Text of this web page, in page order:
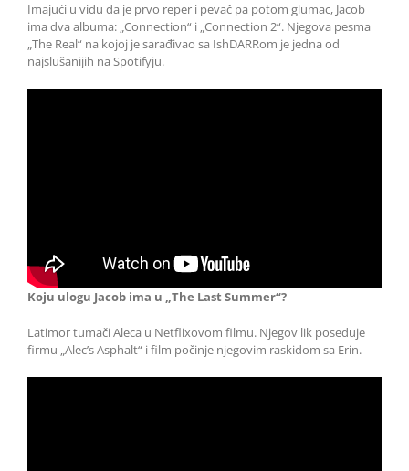
Imajući u vidu da je prvo reper i pevač pa potom glumac, Jacob
ima dva albuma: „Connection“ i „Connection 2“. Njegova pesma
„The Real“ na kojoj je sarađivao sa IshDARRom je jedna od
najslušanijih na Spotifyju.
Koju ulogu Jacob ima u „The Last Summer“?
Latimor tumači Aleca u Netflixovom filmu. Njegov lik poseduje
firmu „Alec’s Asphalt“ i film počinje njegovim raskidom sa Erin.